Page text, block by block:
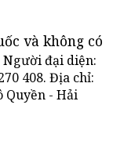
và không có
Người đại diện:
408. Địa chỉ:
Quyền - Hải